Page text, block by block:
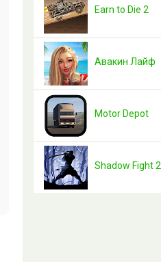
Earn to Die 2
Авакин Лайф
Motor Depot
Shadow Fight 2